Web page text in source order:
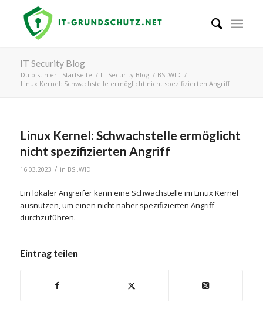
IT Security Blog
Du bist hier: Startseite / IT Security Blog / BSI.WID /
Linux Kernel: Schwachstelle ermöglicht nicht spezifizierten Angriff
Linux Kernel: Schwachstelle ermöglicht
nicht spezifizierten Angriff
16.03.2023 / in BSI.WID
Ein lokaler Angreifer kann eine Schwachstelle im Linux Kernel
ausnutzen, um einen nicht näher spezifizierten Angriff
durchzuführen.
Eintrag teilen